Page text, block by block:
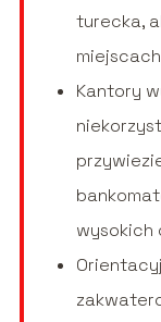
turecka,
Kantory
wysokich